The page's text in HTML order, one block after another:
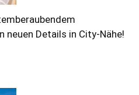
neuen Details in City-Nähe!